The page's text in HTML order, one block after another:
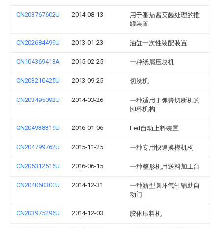
CN203767602U 2014-08-13
用于番茄酱灭菌处理的推
罐装置
CN202684499U 2013-01-23 油缸一次性装配装置
CN104369413A 2015-02-25 一种纸屑压块机
CN203210425U 2013-09-25 切胶机
CN203495092U 2014-03-26
一种适用于弹簧切断机的
卸料机构
CN204938319U 2016-01-06 Led自动上料装置
CN204799762U 2015-11-25 一种专用快速换模机构
CN205312516U 2016-06-15 一种整形机用送料加工台
CN204060300U 2014-12-31
一种新型圆环气缸辅助自
动门
CN203975296U 2014-12-03 胶体压料机